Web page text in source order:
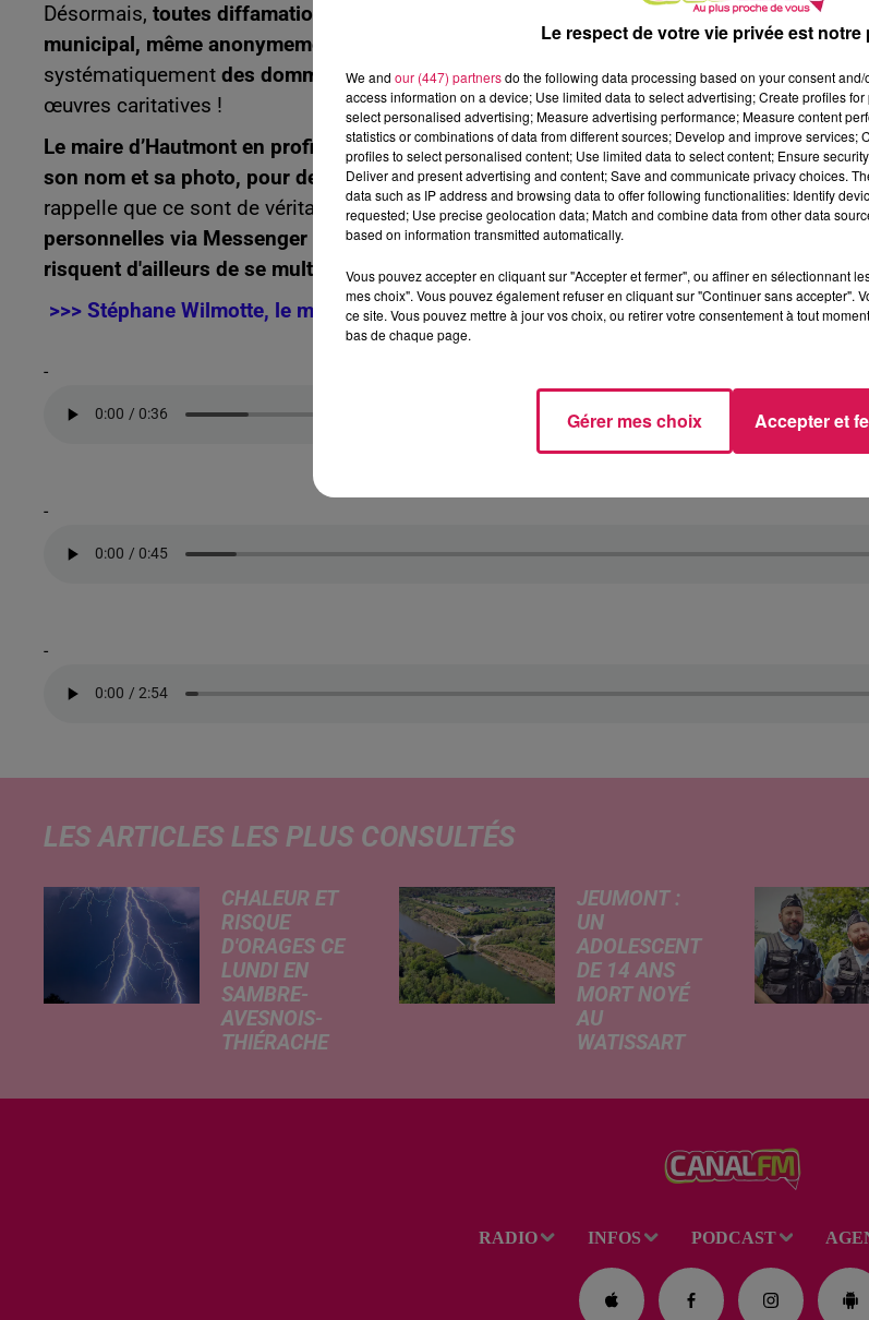
Désormais, toutes diffamations sur les réseaux sociaux, à l’encontre du maire ou de son
municipal, même anonymement, feront l’objet de poursuites judiciaires.Stéphane
systématiquement des dommages et intérêts,une somme qui sera intégralement
œuvres caritatives !
Le maire d’Hautmont en profite pour appeler à la vigilance :le 20 octobre, unfaux
son nom et sa photo, pour demander de l'argent, a été signalé à Facebook.Stéphane
rappelle que ce sont de véritables escrocs et qu’il ne faut jamais donner d’argent,ni
personnelles via Messenger
ou autre réseau. A l’approche des élections municipales,
risquent d'ailleurs de se multiplier!
>>> Stéphane Wilmotte, le maire d’Hautmont :
-
-
-
LES ARTICLES LES PLUS CONSULTÉS
CHALEUR ET
RISQUE
D'ORAGES CE
LUNDI EN
SAMBRE-
AVESNOIS-
THIÉRACHE
typiquement
JEUMONT :
UN
ADOLESCENT
DE 14 ANS
MORT NOYÉ
AU
WATISSART
informations
lundi par nos
confrères de La
perdu la vie dans
le plan d'eau de
la base de loisirs
RADIO INFOS PODCAST
Le respect de votre vie privée est notre
We and our (447) partnersdo the following data processing based on your consent
access information on a device; Use limited data to select advertising; Create profiles
select personalised advertising; Measure advertising performance; Measure content
statistics or combinations of data from different sources; Develop and improve services;
profiles to select personalised content; Use limited data to select content; Ensure
Deliver and present advertising and content; Save and communicate privacy choices.
data such as IP address and browsing data to offer following functionalities: Identify
requested; Use precise geolocation data; Match and combine data from other data
based on information transmitted automatically.
Vous pouvez accepter en cliquant sur "Accepter et fermer", ou affiner en sélectionnant
mes choix". Vous pouvez également refuser en cliquant sur "Continuer sans accepter".
ce site. Vous pouvez mettre à jour vos choix, ou retirer votre consentement à tout
bas de chaque page.
Gérer mes choix Accepter et